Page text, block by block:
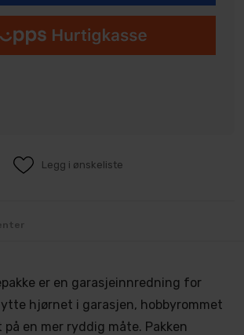
Legg i ønskeliste
er en garasjeinnredning for
hjørnet i garasjen, hobbyrommet
en mer ryddig måte. Pakken